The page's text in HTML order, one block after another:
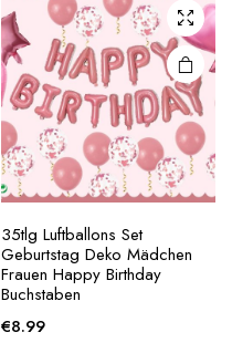
35tlg Luftballons Set
Geburtstag Deko Mädchen
Frauen Happy Birthday
Buchstaben
€8.99